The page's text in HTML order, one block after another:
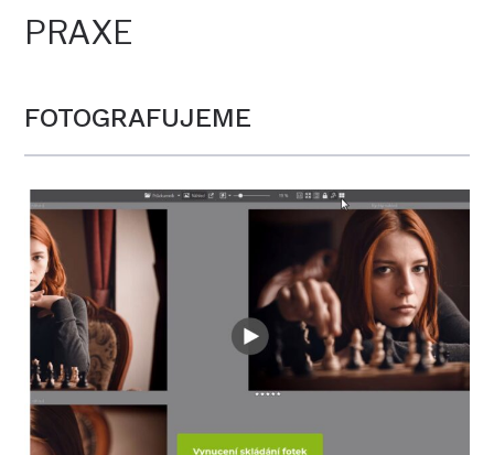
PRAXE
FOTOGRAFUJEME